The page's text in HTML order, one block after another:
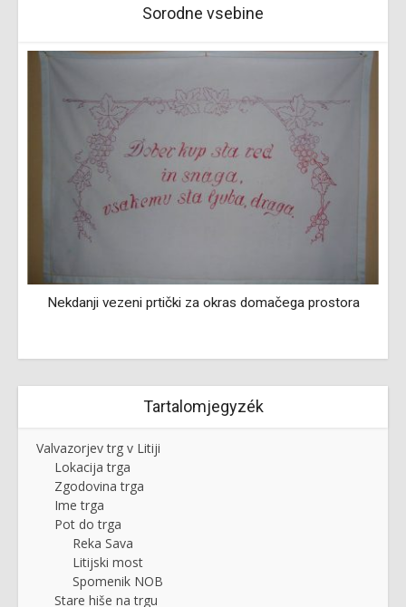
Sorodne vsebine
Nekdanji vezeni prtički za okras domačega prostora
Tartalomjegyzék
Valvazorjev trg v Litiji
Lokacija trga
Zgodovina trga
Ime trga
Pot do trga
Reka Sava
Litijski most
Spomenik NOB
Stare hiše na trgu